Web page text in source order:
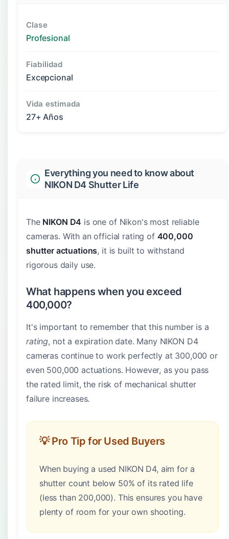
Clase
Profesional
Fiabilidad
Excepcional
Vida estimada
27+ Años
Everything you need to know about
NIKON D4 Shutter Life
The NIKON D4 is one of Nikon's most reliable
cameras. With an official rating of 400,000
shutter actuations, it is built to withstand
rigorous daily use.
What happens when you exceed
400,000?
It's important to remember that this number is a
rating, not a expiration date. Many NIKON D4
cameras continue to work perfectly at 300,000 or
even 500,000 actuations. However, as you pass
the rated limit, the risk of mechanical shutter
failure increases.
💡 Pro Tip for Used Buyers
When buying a used NIKON D4, aim for a
shutter count below 50% of its rated life
(less than 200,000). This ensures you have
plenty of room for your own shooting.